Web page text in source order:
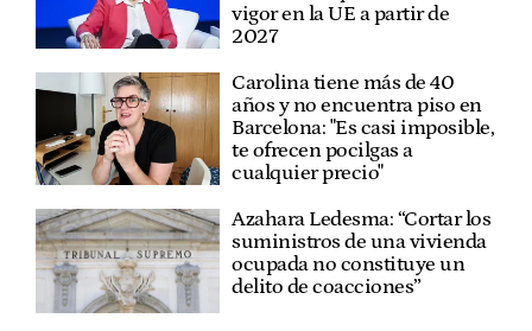
vigor en la UE a partir de
2027
Carolina tiene más de 40
años y no encuentra piso en
Barcelona: "Es casi imposible,
te ofrecen pocilgas a
cualquier precio"
Azahara Ledesma: “Cortar los
suministros de una vivienda
ocupada no constituye un
delito de coacciones”